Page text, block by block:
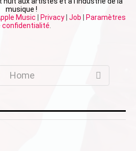
musique !
Music Privacy| Job
Paramètres
confidentialité
Home